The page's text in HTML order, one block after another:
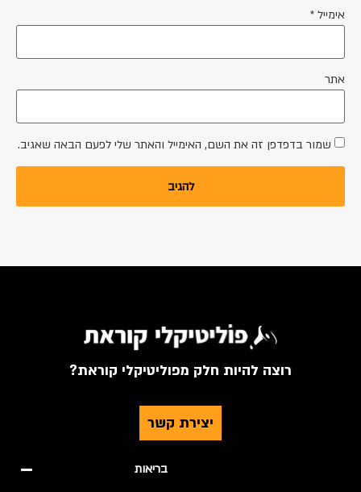
אימייל *
אתר
שמור בדפדפן זה את השם, האימייל והאתר שלי לפעם הבאה שאגיב.
רוצה להיות חלק מפוליטיקלי קוראת?
יצירת קשר
בריאות